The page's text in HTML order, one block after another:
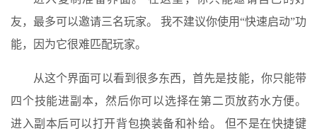
友，最多可以邀请三名玩家。 我不建议你使用“快速启动”功
能，因为它很难匹配玩家。
从这个界面可以看到很多东西，首先是技能，你只能带
四个技能进副本，然后你可以选择在第二页放药水方便。
进入副本后可以打开背包换装备和补给。 但不是在快捷键